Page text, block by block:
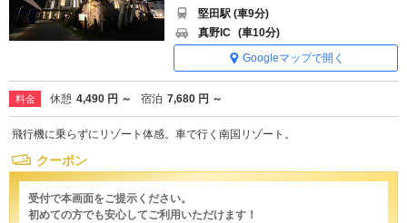
堅田駅 (車9分)
真野IC (車10分)
Googleマップで開く
料金 休憩 4,490 円 ～ 宿泊 7,680 円 ～
飛行機に乗らずにリゾート体感。車で行く南国リゾート。
クーポン
受付で本画面をご提示ください。
初めての方でも安心してご利用いただけます！